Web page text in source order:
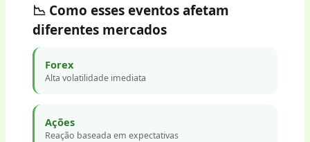
📉 Como esses eventos afetam
diferentes mercados
Forex
Alta volatilidade imediata
Ações
Reação baseada em expectativas